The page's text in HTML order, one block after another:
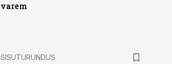
varem
ST
SISUTURUNDUS